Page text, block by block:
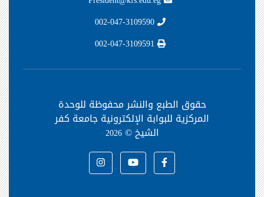
حقوق الطبع والنشر محفوظة للوحدة
المركزية للبوابة الإلكترونية جامعة كفر
الشيخ ©2026